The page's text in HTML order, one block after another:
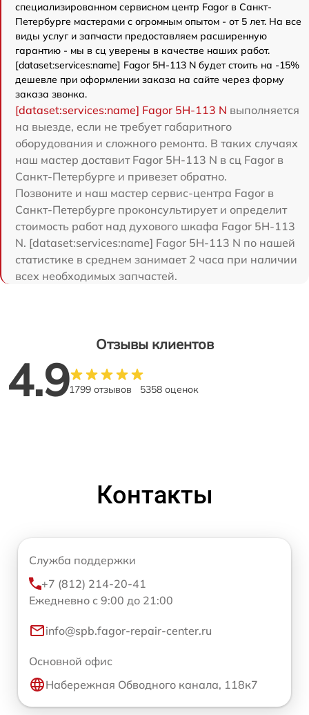
специализированном сервисном центр Fagor в Санкт-
Петербурге мастерами с огромным опытом - от 5 лет. На все
виды услуг и запчасти предоставляем расширенную
гарантию - мы в сц уверены в качестве наших работ.
[dataset:services:name] Fagor 5H-113 N будет стоить на -15%
дешевле при оформлении заказа на сайте через форму
заказа звонка.
[dataset:services:name] Fagor 5H-113 N выполняется
на выезде, если не требует габаритного
оборудования и сложного ремонта. В таких случаях
наш мастер доставит Fagor 5H-113 N в сц Fagor в
Санкт-Петербурге и привезет обратно.
Позвоните и наш мастер сервис-центра Fagor в
Санкт-Петербурге проконсультирует и определит
стоимость работ над духового шкафа Fagor 5H-113
N. [dataset:services:name] Fagor 5H-113 N по нашей
статистике в среднем занимает 2 часа при наличии
всех необходимых запчастей.
Отзывы клиентов
4.91799 отзывов 5358 оценок
Контакты
Служба поддержки
+7 (812) 214-20-41
Ежедневно с 9:00 до 21:00
info@spb.fagor-repair-center.ru
Основной офис
Набережная Обводного канала, 118к7